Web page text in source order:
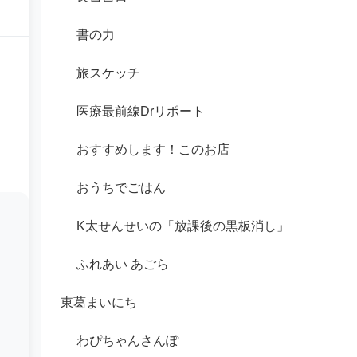
書の力
旅スケッチ
医療最前線Drリポート
おすすめします！このお店
おうちでごはん
K太せんせいの「放課後の黒板消し」
ふれあい あごら
東葛まいにち
わぴちゃんさんぽ